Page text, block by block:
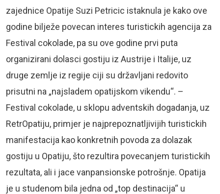
zajednice Opatije Suzi Petricic istaknula je kako ove
godine bilježe povecan interes turistickih agencija za
Festival cokolade, pa su ove godine prvi puta
organizirani dolasci gostiju iz Austrije i Italije, uz
druge zemlje iz regije ciji su državljani redovito
prisutni na „najsladem opatijskom vikendu“. –
Festival cokolade, u sklopu adventskih dogadanja, uz
RetrOpatiju, primjer je najprepoznatljivijih turistickih
manifestacija kao konkretnih povoda za dolazak
gostiju u Opatiju, što rezultira povecanjem turistickih
rezultata, ali i jace vanpansionske potrošnje. Opatija
je u studenom bila jedna od „top destinacija“ u